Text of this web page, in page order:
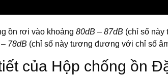
ồn rơi vào khoảng 80dB – 87dB (chỉ số này
78dB (chỉ số này tương đương với chỉ số
của Hộp chống ồn